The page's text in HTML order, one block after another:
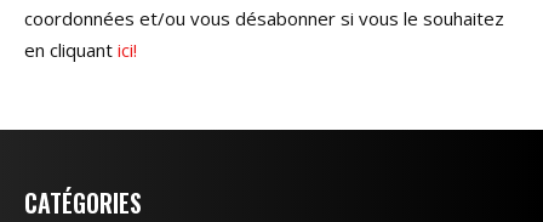
coordonnées et/ou vous désabonner si vous le souhaitez
en cliquant ici!
CATÉGORIES